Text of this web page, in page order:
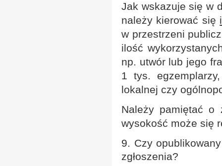
Jak wskazuje się w
należy kierować się
w przestrzeni
ilość
np. utwór lub jego
1 tys.
lokalnej czy
Należy pamiętać o
wysokość może się
9. Czy
zgłoszenia?